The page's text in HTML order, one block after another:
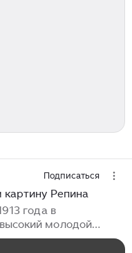
Подписаться
картину Репина
года в
молодой
Балашов.